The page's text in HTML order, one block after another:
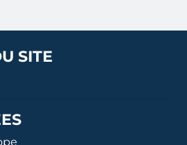
SITE